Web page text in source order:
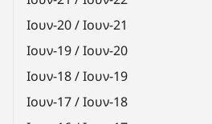
Ιουν-20 / Ιουν-21
Ιουν-19 / Ιουν-20
Ιουν-18 / Ιουν-19
Ιουν-17 / Ιουν-18